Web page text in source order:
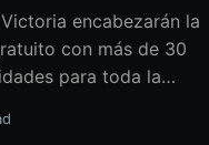
encabezarán la
con más de 30
para toda la
y actividades